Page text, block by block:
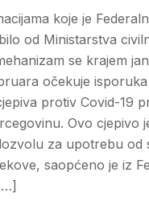
koje je
od Ministarstva
se krajem
očekuje
protiv Covid-19
Ovo cjepivo
za upotrebu od
saopćeno je iz